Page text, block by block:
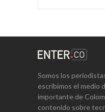
Somos los
escribimos el medio
importante de
contenido sobre